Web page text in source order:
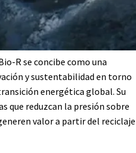
R se concibe como una
y sustentabilidad en torno
energética global. Su
que reduzcan la presión sobre
valor a partir del reciclaje